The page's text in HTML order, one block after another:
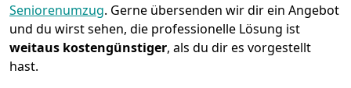
Seniorenumzug. Gerne übersenden wir dir ein Angebot
und du wirst sehen, die professionelle Lösung ist
weitaus kostengünstiger, als du dir es vorgestellt
hast.